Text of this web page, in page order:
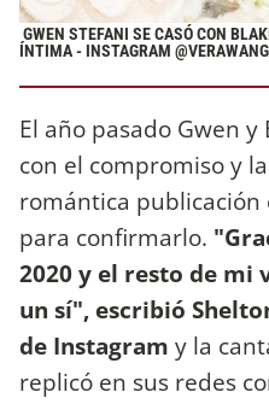
GWEN STEFANI SE CASÓ CON
ÍNTIMA - INSTAGRAM
El año pasado Gwen
con el compromiso y
romántica publicación
para confirmarlo.
2020 y el resto de mi
un sí", escribió
de Instagram y la
replicó en sus redes